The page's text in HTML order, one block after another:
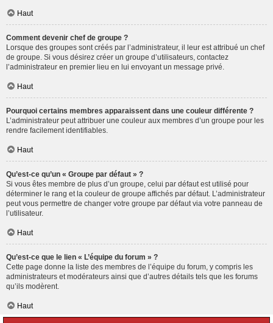
Haut
Comment devenir chef de groupe ?
Lorsque des groupes sont créés par l’administrateur, il leur est attribué un chef
de groupe. Si vous désirez créer un groupe d’utilisateurs, contactez
l’administrateur en premier lieu en lui envoyant un message privé.
Haut
Pourquoi certains membres apparaissent dans une couleur différente ?
L’administrateur peut attribuer une couleur aux membres d’un groupe pour les
rendre facilement identifiables.
Haut
Qu’est-ce qu’un « Groupe par défaut » ?
Si vous êtes membre de plus d’un groupe, celui par défaut est utilisé pour
déterminer le rang et la couleur de groupe affichés par défaut. L’administrateur
peut vous permettre de changer votre groupe par défaut via votre panneau de
l’utilisateur.
Haut
Qu’est-ce que le lien « L’équipe du forum » ?
Cette page donne la liste des membres de l’équipe du forum, y compris les
administrateurs et modérateurs ainsi que d’autres détails tels que les forums
qu’ils modèrent.
Haut